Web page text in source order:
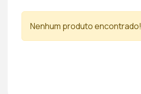
Nenhum produto encontrado!